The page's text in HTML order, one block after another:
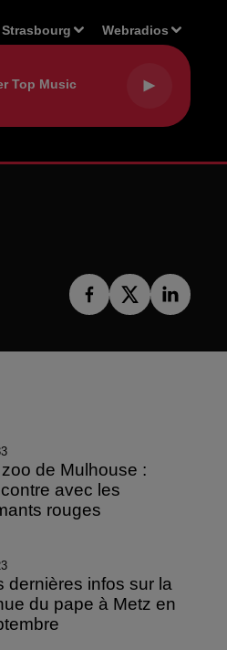
Webradios
de Mulhouse :
avec les
rouges
dernières infos sur la
du pape à Metz en